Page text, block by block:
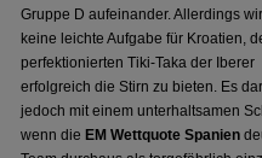
Gruppe D aufeinander. Allerdings
keine leichte Aufgabe für Kroatien,
perfektionierten Tiki-Taka der Iberer
erfolgreich die Stirn zu bieten. Es
jedoch mit einem unterhaltsamen
wenn die EM Wettquote Spanien